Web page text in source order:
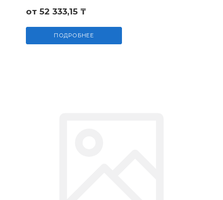
от 52 333,15 ₸
ПОДРОБНЕЕ